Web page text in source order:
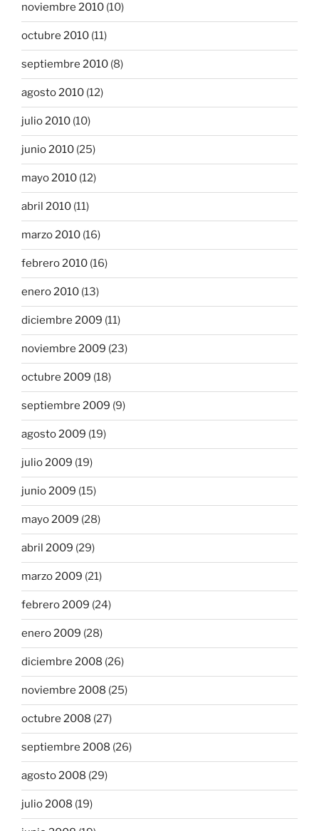
noviembre 2010 (10)
octubre 2010 (11)
septiembre 2010 (8)
agosto 2010 (12)
julio 2010 (10)
junio 2010 (25)
mayo 2010 (12)
abril 2010 (11)
marzo 2010 (16)
febrero 2010 (16)
enero 2010 (13)
diciembre 2009 (11)
noviembre 2009 (23)
octubre 2009 (18)
septiembre 2009 (9)
agosto 2009 (19)
julio 2009 (19)
junio 2009 (15)
mayo 2009 (28)
abril 2009 (29)
marzo 2009 (21)
febrero 2009 (24)
enero 2009 (28)
diciembre 2008 (26)
noviembre 2008 (25)
octubre 2008 (27)
septiembre 2008 (26)
agosto 2008 (29)
julio 2008 (19)